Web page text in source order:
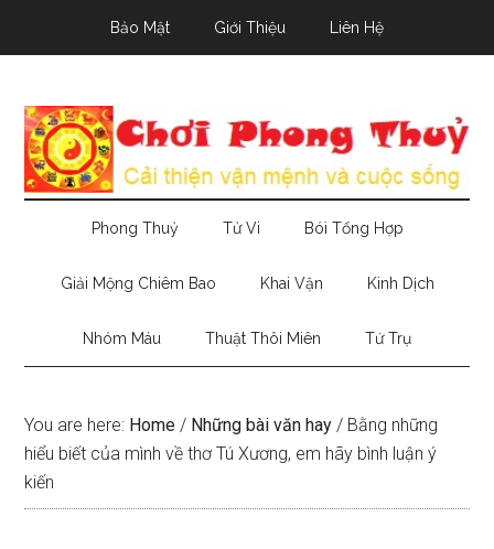
Bảo Mật Giới Thiệu Liên Hệ
Phong Thuỷ Tử Vi Bói Tổng Hợp
Giải Mộng Chiêm Bao Khai Vận Kinh Dịch
Nhóm Máu Thuật Thôi Miên Tứ Trụ
You are here: Home / Những bài văn hay / Bằng những
hiểu biết của mình về thơ Tú Xương, em hãy bình luận ý
kiến